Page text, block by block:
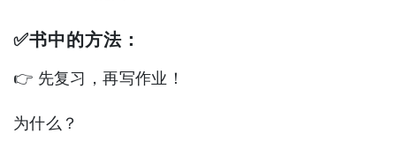
✅书中的方法：
👉 先复习，再写作业！
为什么？